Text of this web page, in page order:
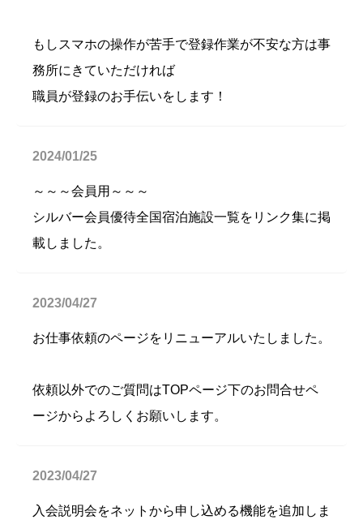
もしスマホの操作が苦手で登録作業が不安な方は事
務所にきていただければ
職員が登録のお手伝いをします！
2024/01/25
～～～会員用～～～
シルバー会員優待全国宿泊施設一覧をリンク集に掲
載しました。
2023/04/27
お仕事依頼のページをリニューアルいたしました。
依頼以外でのご質問はTOPページ下のお問合せペ
ージからよろしくお願いします。
2023/04/27
入会説明会をネットから申し込める機能を追加しま